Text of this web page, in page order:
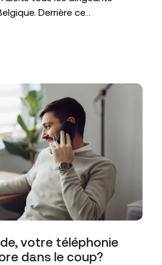
Derrière ce...
votre téléphonie
dans le coup?